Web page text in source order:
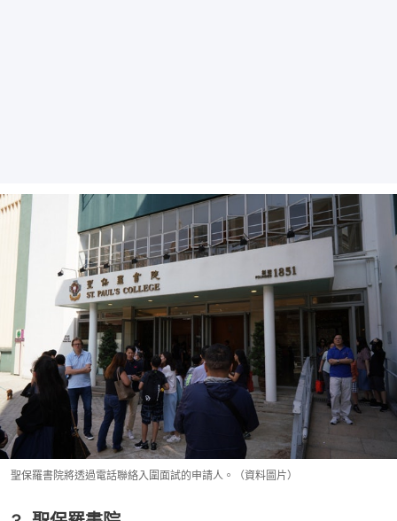
聖保羅書院將透過電話聯絡入圍面試的申請人。（資料圖片）